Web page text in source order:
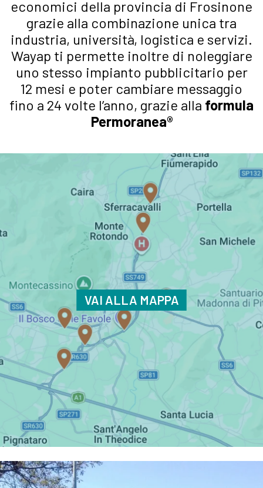
economici della provincia di Frosinone
grazie alla combinazione unica tra
industria, università, logistica e servizi.
Wayap ti permette inoltre di noleggiare
uno stesso impianto pubblicitario per
12 mesi e poter cambiare messaggio
fino a 24 volte l’anno, grazie alla formula
Permoranea®
VAI ALLA MAPPA